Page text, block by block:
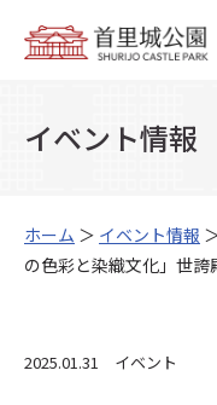
イベント情報
ホーム ＞ イベント情報
の色彩と染織文化」世
2025.01.31 イベント